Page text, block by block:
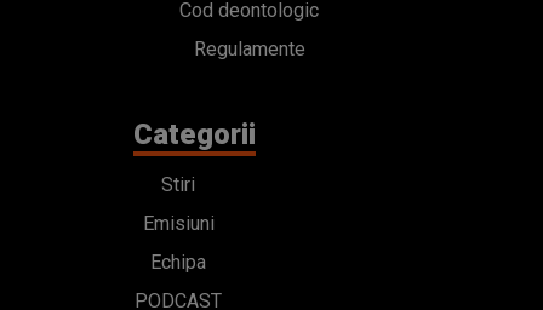
Cod deontologic
Regulamente
Categorii
Stiri
Emisiuni
Echipa
PODCAST